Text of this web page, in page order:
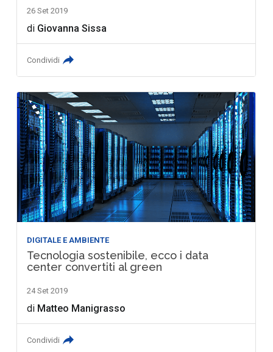
26 Set 2019
di Giovanna Sissa
Condividi
DIGITALE E AMBIENTE
Tecnologia sostenibile, ecco i data
center convertiti al green
24 Set 2019
di Matteo Manigrasso
Condividi